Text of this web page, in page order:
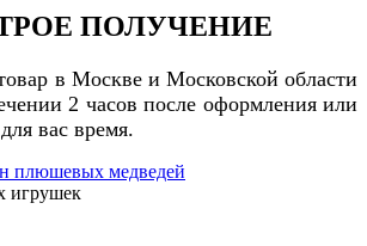
ПОЛУЧЕНИЕ
в Москве и Московской области
2 часов после оформления или
вас время.
игрушек